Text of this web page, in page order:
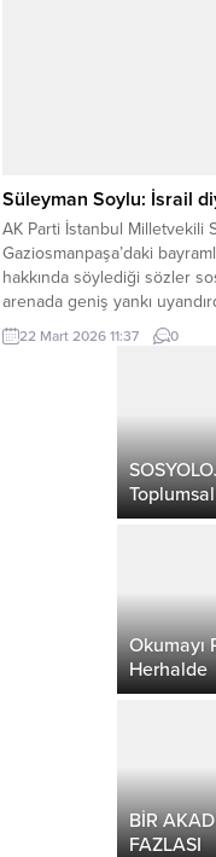
Süleyman Soylu: İsrail
AK Parti İstanbul Milletvekili
Gaziosmanpaşa’daki
hakkında söylediği sözler
arenada geniş yankı
22 Mart 2026 11:37 0
Okumayı
Herhalde
BİR
FAZLASI